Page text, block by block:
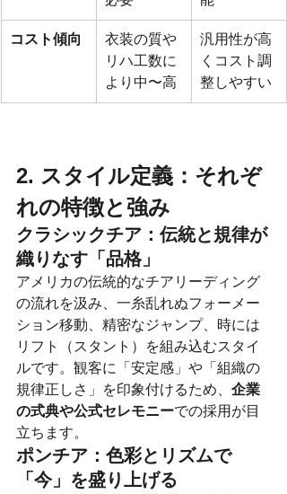
コスト傾向
衣装の質や
リハ工数に
より中〜高
汎用性が高
くコスト調
整しやすい
2. スタイル定義：それぞ
れの特徴と強み
クラシックチア：伝統と規律が
織りなす「品格」
アメリカの伝統的なチアリーディング
の流れを汲み、一糸乱れぬフォーメー
ション移動、精密なジャンプ、時には
リフト（スタント）を組み込むスタイ
ルです。観客に「安定感」や「組織の
規律正しさ」を印象付けるため、 企業
の式典や公式セレモニーでの採用が目
立ちます。
ポンチア：色彩とリズムで
「今」を盛り上げる